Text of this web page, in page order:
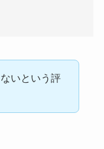
いという評